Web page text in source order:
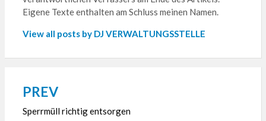
Eigene Texte enthalten am Schluss meinen Namen.
View all posts by DJ VERWALTUNGSSTELLE
Beitragsnavigation
PREV
Sperrmüll richtig entsorgen